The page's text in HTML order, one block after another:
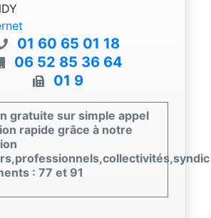
01 60 65 01 18
06 52 85 36 64
01 9
gratuite sur simple appel
rapide grâce à notre
: 77 et 91